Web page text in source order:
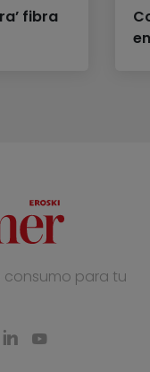
fibra
consumo para tu